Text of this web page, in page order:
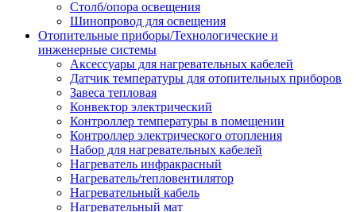
Столб/опора освещения
Шинопровод для освещения
Отопительные приборы/Технологические и
инженерные системы
Аксессуары для нагревательных кабелей
Датчик температуры для отопительных приборов
Завеса тепловая
Конвектор электрический
Контроллер температуры в помещении
Контроллер электрического отопления
Набор для нагревательных кабелей
Нагреватель инфракрасный
Нагреватель/тепловентилятор
Нагревательный кабель
Нагревательный мат